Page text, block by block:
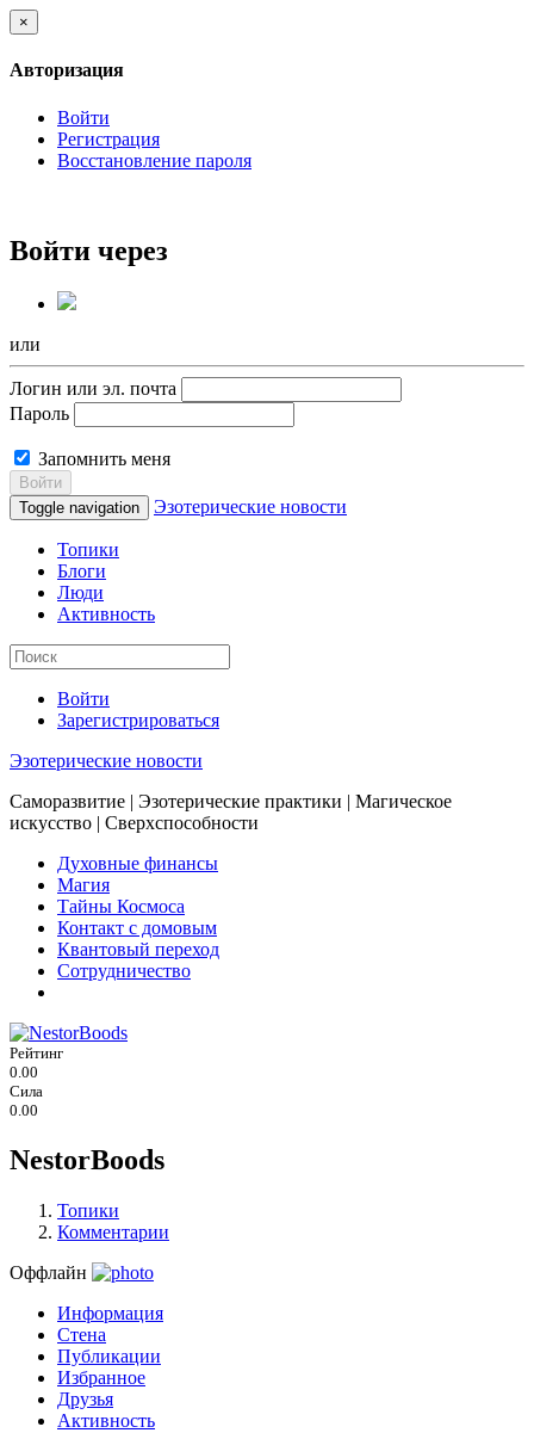
×
Авторизация
Войти
Регистрация
Восстановление пароля
Войти через
или
Логин или эл. почта
Пароль
Запомнить меня
Войти
Toggle navigation
Эзотерические новости
Топики
Блоги
Люди
Активность
Войти
Зарегистрироваться
Эзотерические новости
Саморазвитие | Эзотерические практики | Магическое
искусство | Сверхспособности
Духовные финансы
Магия
Тайны Космоса
Контакт с домовым
Квантовый переход
Сотрудничество
Рейтинг
0.00
Сила
0.00
NestorBoods
Топики
Комментарии
Оффлайн
Информация
Стена
Публикации
Избранное
Друзья
Активность